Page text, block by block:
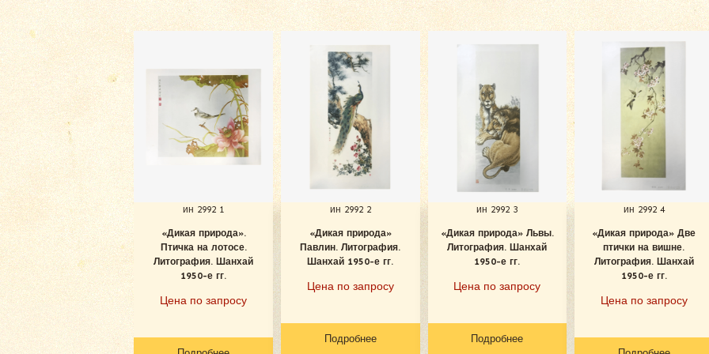
ин 2992 1
«Дикая природа».
Птичка на лотосе.
Литография. Шанхай
1950-е гг.
Цена по запросу
ин 2992 2
«Дикая природа»
Павлин. Литография.
Шанхай 1950-е гг.
Цена по запросу
Подробнее
ин 2992 3
«Дикая природа» Львы.
Литография. Шанхай
1950-е гг.
Цена по запросу
Подробнее
ин 2992 4
«Дикая природа» Две
птички на вишне.
Литография. Шанхай
1950-е гг.
Цена по запросу